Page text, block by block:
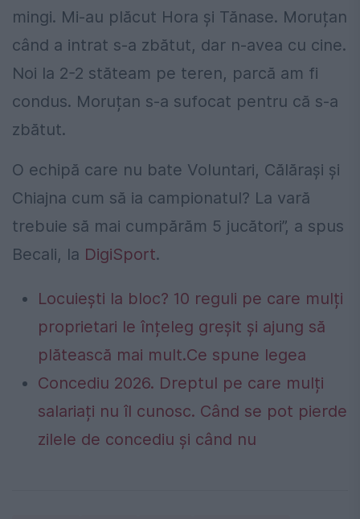
mingi. Mi-au plăcut Hora și Tănase. Moruțan
când a intrat s-a zbătut, dar n-avea cu cine.
Noi la 2-2 stăteam pe teren, parcă am fi
condus. Moruțan s-a sufocat pentru că s-a
zbătut.
O echipă care nu bate Voluntari, Călărași și
Chiajna cum să ia campionatul? La vară
trebuie să mai cumpărăm 5 jucători”, a spus
Becali, la DigiSport.
Locuiești la bloc? 10 reguli pe care mulți
proprietari le înțeleg greșit și ajung să
plătească mai mult.Ce spune legea
Concediu 2026. Dreptul pe care mulți
salariați nu îl cunosc. Când se pot pierde
zilele de concediu și când nu